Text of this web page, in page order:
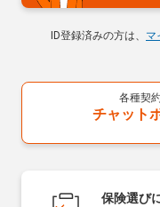
ID登録済みの方は、 マ
各種契
チャット
保険選び